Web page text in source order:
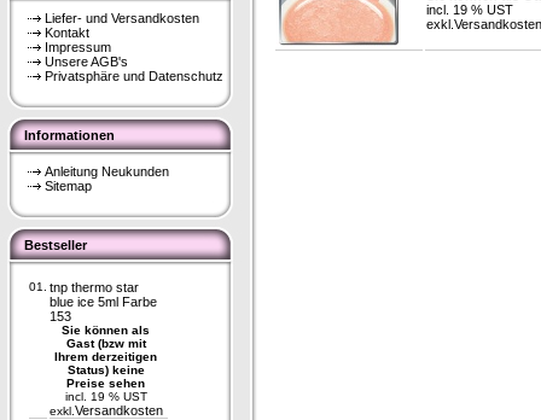
Liefer- und Versandkosten
Kontakt
Impressum
Unsere AGB's
Privatsphäre und Datenschutz
Informationen
Anleitung Neukunden
Sitemap
Bestseller
01.
tnp thermo star
blue ice 5ml Farbe
153
Sie können als
Gast (bzw mit
Ihrem derzeitigen
Status) keine
Preise sehen
incl. 19 % UST
exkl. Versandkosten
incl. 19 % UST
exkl. Versandkosten